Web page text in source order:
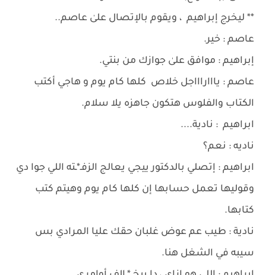
** ليخرج إبراهيم ، ويقوم بالإتصال علىٰ عاصم..
عاصم : خير.
إبراهيم : موافق علىٰ جوازك من بنتي.
عاصم : ياااراااجل خلاص كلها كام يوم و هاجي أكتب
الكتاب والفلوس هتكون جاهزه يلا سلام.
ابراهيم : نادية....
ناديه : نعم؟
ابراهيم : إتصلي بالدكتور ييجي يعالج الزفـ*ـته اللي جوا دي
وقوليها تعمل حسابها إن كلها كام يوم وهيتم كتب
كتابها.
نادية : طيب عم عوض غلبان حقك عليا المرادي بس
سيبه في الشغل هنا.